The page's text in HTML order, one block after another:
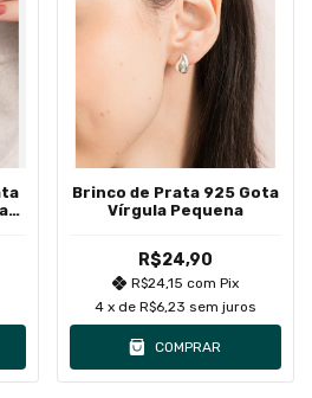
Brinco de Prata 925 Gota
Vírgula Pequena
R$24,90
R$24,15 com Pix
4 x de R$6,23 sem juros
COMPRAR